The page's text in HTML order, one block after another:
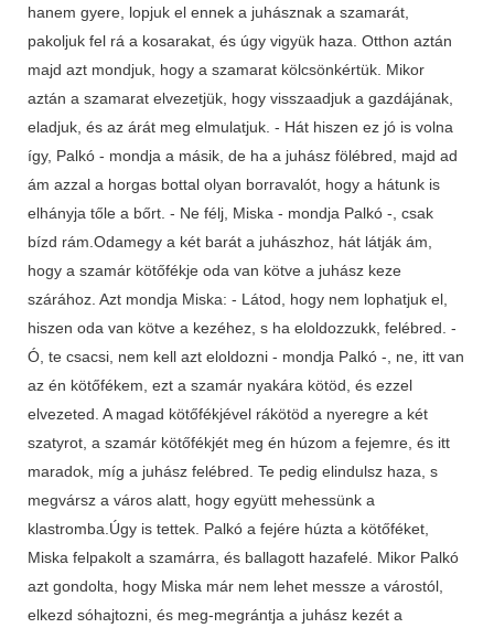
hanem gyere, lopjuk el ennek a juhásznak a szamarát,
pakoljuk fel rá a kosarakat, és úgy vigyük haza. Otthon aztán
majd azt mondjuk, hogy a szamarat kölcsönkértük. Mikor
aztán a szamarat elvezetjük, hogy visszaadjuk a gazdájának,
eladjuk, és az árát meg elmulatjuk. - Hát hiszen ez jó is volna
így, Palkó - mondja a másik, de ha a juhász fölébred, majd ad
ám azzal a horgas bottal olyan borravalót, hogy a hátunk is
elhányja tőle a bőrt. - Ne félj, Miska - mondja Palkó -, csak
bízd rám.Odamegy a két barát a juhászhoz, hát látják ám,
hogy a szamár kötőfékje oda van kötve a juhász keze
szárához. Azt mondja Miska: - Látod, hogy nem lophatjuk el,
hiszen oda van kötve a kezéhez, s ha eloldozzukk, felébred. -
Ó, te csacsi, nem kell azt eloldozni - mondja Palkó -, ne, itt van
az én kötőfékem, ezt a szamár nyakára kötöd, és ezzel
elvezeted. A magad kötőfékjével rákötöd a nyeregre a két
szatyrot, a szamár kötőfékjét meg én húzom a fejemre, és itt
maradok, míg a juhász felébred. Te pedig elindulsz haza, s
megvársz a város alatt, hogy együtt mehessünk a
klastromba.Úgy is tettek. Palkó a fejére húzta a kötőféket,
Miska felpakolt a szamárra, és ballagott hazafelé. Mikor Palkó
azt gondolta, hogy Miska már nem lehet messze a várostól,
elkezd sóhajtozni, és meg-megrántja a juhász kezét a